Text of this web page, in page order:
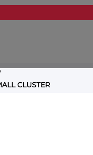
menu
CLUSTER